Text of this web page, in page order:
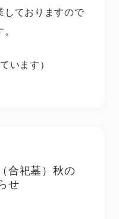
しておりますので
います）
合祀墓）秋の
せ